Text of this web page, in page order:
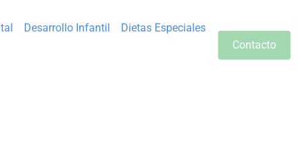
Desarrollo Infantil Dietas Especiales
Contacto